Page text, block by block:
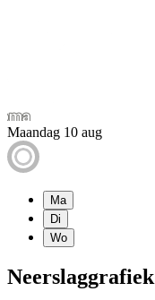
Maandag 10 aug
Ma
Di
Wo
Neerslaggrafiek